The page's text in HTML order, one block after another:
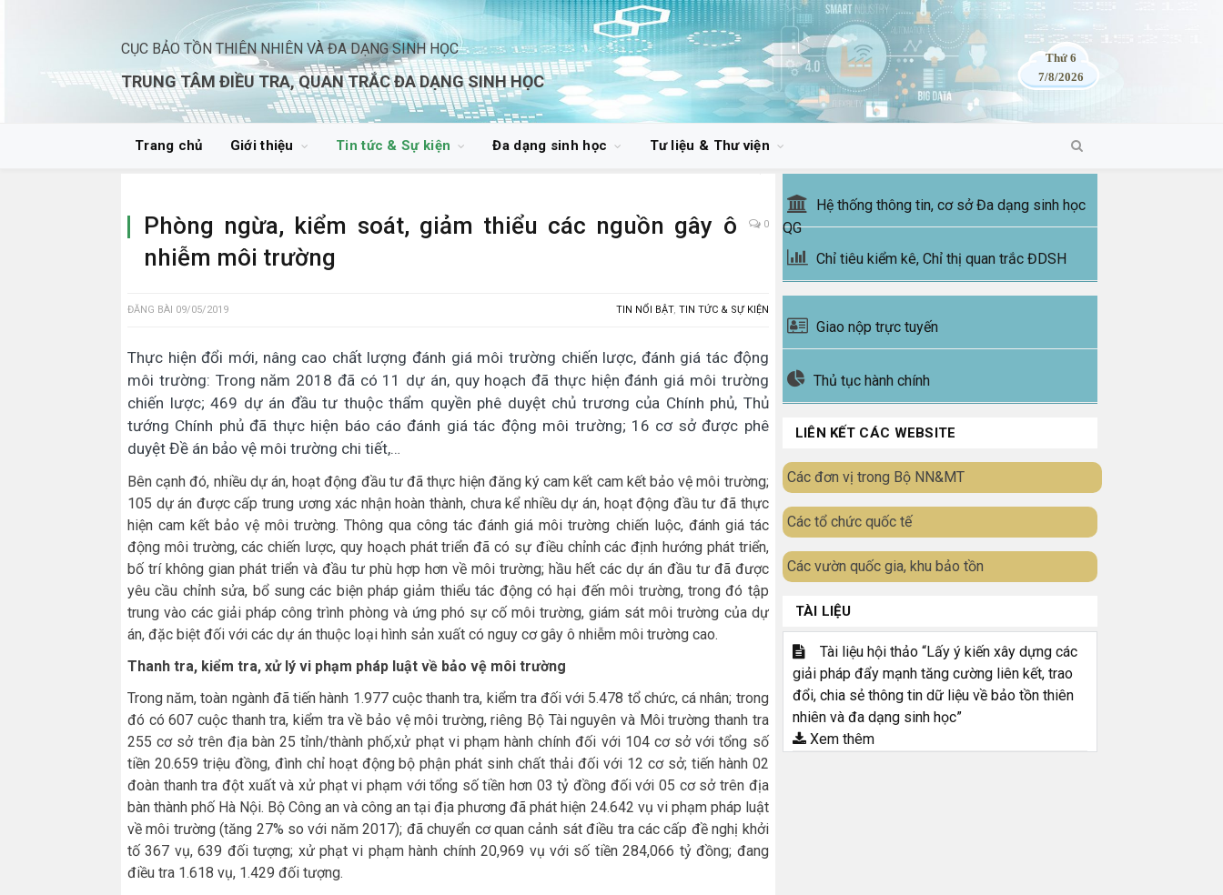
CỤC BẢO TỒN THIÊN NHIÊN VÀ ĐA DẠNG SINH HỌC
TRUNG TÂM ĐIỀU TRA, QUAN TRẮC ĐA DẠNG SINH HỌC
Thứ 6
7/8/2026
Trang chủ Giới thiệu Tin tức & Sự kiện Đa dạng sinh học Tư liệu & Thư viện
Phòng ngừa, kiểm soát, giảm thiểu các nguồn gây ô
nhiễm môi trường
0
ĐĂNG BÀI 09/05/2019 TIN NỔI BẬT, TIN TỨC & SỰ KIỆN
Thực hiện đổi mới, nâng cao chất lượng đánh giá môi trường chiến lược, đánh giá tác động
môi trường: Trong năm 2018 đã có 11 dự án, quy hoạch đã thực hiện đánh giá môi trường
chiến lược; 469 dự án đầu tư thuộc thẩm quyền phê duyệt chủ trương của Chính phủ, Thủ
tướng Chính phủ đã thực hiện báo cáo đánh giá tác động môi trường; 16 cơ sở được phê
duyệt Đề án bảo vệ môi trường chi tiết,…
Bên cạnh đó, nhiều dự án, hoạt động đầu tư đã thực hiện đăng ký cam kết cam kết bảo vệ môi trường;
105 dự án được cấp trung ương xác nhận hoàn thành, chưa kể nhiều dự án, hoạt động đầu tư đã thực
hiện cam kết bảo vệ môi trường. Thông qua công tác đánh giá môi trường chiến luộc, đánh giá tác
động môi trường, các chiến lược, quy hoạch phát triển đã có sự điều chỉnh các định hướng phát triển,
bố trí không gian phát triển và đầu tư phù hợp hơn về môi trường; hầu hết các dự án đầu tư đã được
yêu cầu chỉnh sửa, bổ sung các biện pháp giảm thiểu tác động có hại đến môi trường, trong đó tập
trung vào các giải pháp công trình phòng và ứng phó sự cố môi trường, giám sát môi trường của dự
án, đặc biệt đối với các dự án thuộc loại hình sản xuất có nguy cơ gây ô nhiễm môi trường cao.
Thanh tra, kiểm tra, xử lý vi phạm pháp luật về bảo vệ môi trường
Trong năm, toàn ngành đã tiến hành 1.977 cuộc thanh tra, kiểm tra đối với 5.478 tổ chức, cá nhân; trong
đó có 607 cuộc thanh tra, kiểm tra về bảo vệ môi trường, riêng Bộ Tài nguyên và Môi trường thanh tra
255 cơ sở trên địa bàn 25 tỉnh/thành phố,xử phạt vi phạm hành chính đối với 104 cơ sở với tổng số
tiền 20.659 triệu đồng, đình chỉ hoạt động bộ phận phát sinh chất thải đối với 12 cơ sở; tiến hành 02
đoàn thanh tra đột xuất và xử phạt vi phạm với tổng số tiền hơn 03 tỷ đồng đối với 05 cơ sở trên địa
bàn thành phố Hà Nội. Bộ Công an và công an tại địa phương đã phát hiện 24.642 vụ vi phạm pháp luật
về môi trường (tăng 27% so với năm 2017); đã chuyển cơ quan cảnh sát điều tra các cấp đề nghị khởi
tố 367 vụ, 639 đối tượng; xử phạt vi phạm hành chính 20,969 vụ với số tiền 284,066 tỷ đồng; đang
điều tra 1.618 vụ, 1.429 đối tượng.
Hệ thống thông tin, cơ sở Đa dạng sinh học
QG
Chỉ tiêu kiểm kê, Chỉ thị quan trắc ĐDSH
Giao nộp trực tuyến
Thủ tục hành chính
LIÊN KẾT CÁC WEBSITE
Các đơn vị trong Bộ NN&MT
Các tổ chức quốc tế
Các vườn quốc gia, khu bảo tồn
TÀI LIỆU
Tài liệu hội thảo “Lấy ý kiến xây dựng các
giải pháp đẩy mạnh tăng cường liên kết, trao
đổi, chia sẻ thông tin dữ liệu về bảo tồn thiên
nhiên và đa dạng sinh học”
Xem thêm